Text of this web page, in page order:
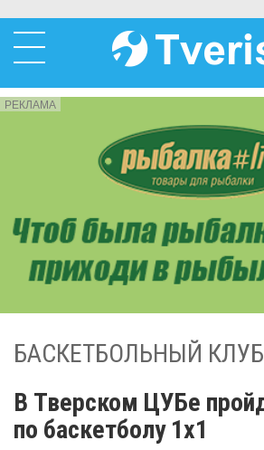
РЕКЛАМА
БАСКЕТБОЛЬНЫЙ
В Тверском ЦУБе
по баскетболу 1х1